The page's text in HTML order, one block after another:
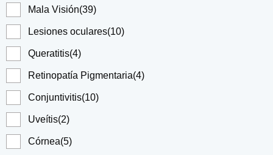
Mala Visión(39)
Lesiones oculares(10)
Queratitis(4)
Retinopatía Pigmentaria(4)
Conjuntivitis(10)
Uveítis(2)
Córnea(5)